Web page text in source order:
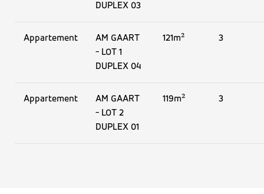
DUPLEX 03
Appartement
AM GAART
- LOT 1
DUPLEX 04
121m² 3
Appartement
AM GAART
- LOT 2
DUPLEX 01
119m² 3